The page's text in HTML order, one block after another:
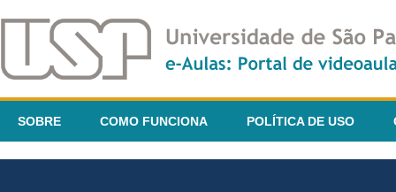
SOBRE COMO FUNCIONA POLÍTICA DE USO